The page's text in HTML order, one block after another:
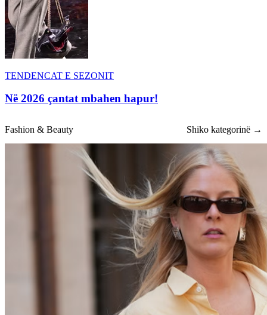
TENDENCAT E SEZONIT
Në 2026 çantat mbahen hapur!
Fashion & Beauty Shiko kategorinë →